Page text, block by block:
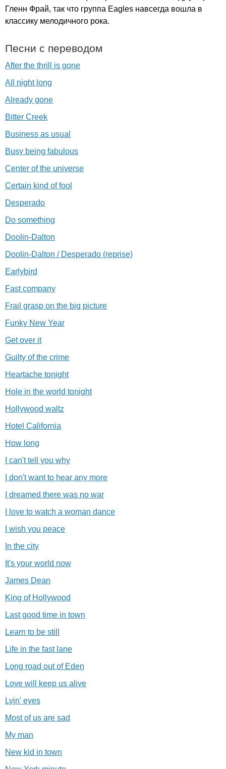
Гленн Фрай, так что группа Eagles навсегда вошла в
классику мелодичного рока.
Песни с переводом
After the thrill is gone
All night long
Already gone
Bitter Creek
Business as usual
Busy being fabulous
Center of the universe
Certain kind of fool
Desperado
Do something
Doolin-Dalton
Doolin-Dalton / Desperado (reprise)
Earlybird
Fast company
Frail grasp on the big picture
Funky New Year
Get over it
Guilty of the crime
Heartache tonight
Hole in the world tonight
Hollywood waltz
Hotel California
How long
I can't tell you why
I don't want to hear any more
I dreamed there was no war
I love to watch a woman dance
I wish you peace
In the city
It's your world now
James Dean
King of Hollywood
Last good time in town
Learn to be still
Life in the fast lane
Long road out of Eden
Love will keep us alive
Lyin' eyes
Most of us are sad
My man
New kid in town